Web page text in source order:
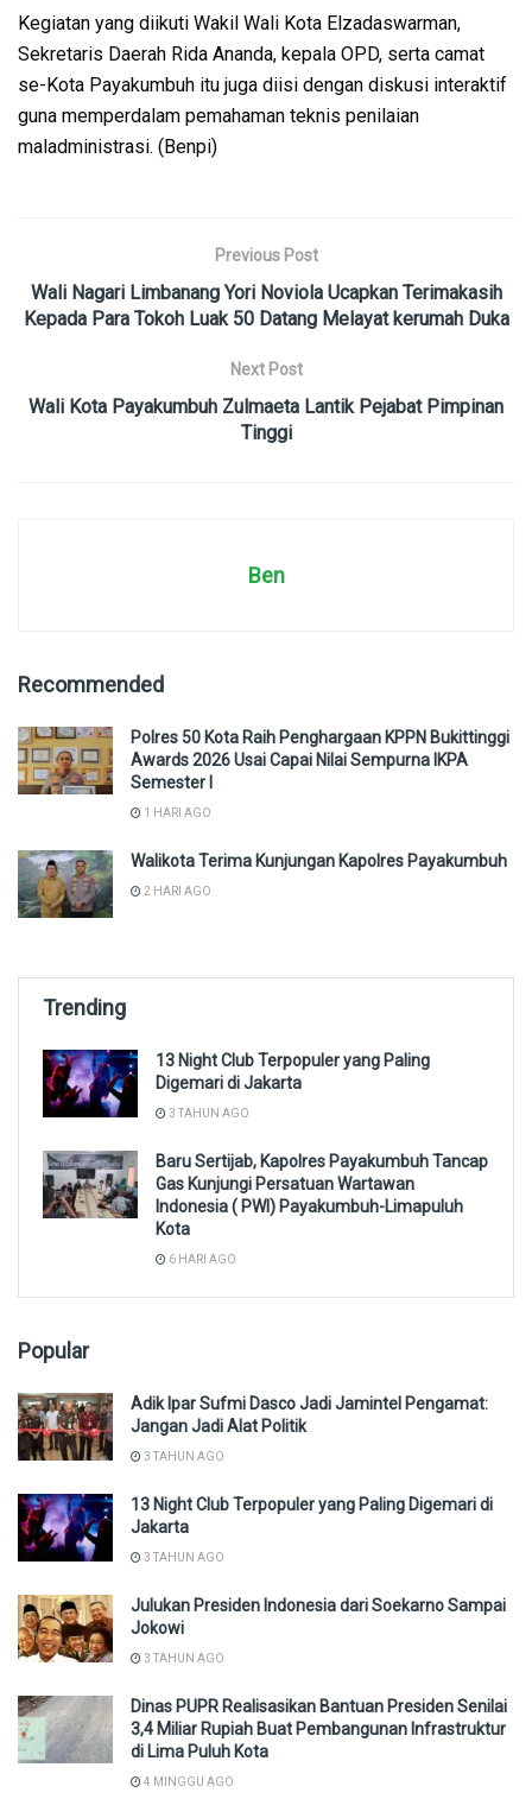
Kegiatan yang diikuti Wakil Wali Kota Elzadaswarman,
Sekretaris Daerah Rida Ananda, kepala OPD, serta camat
se-Kota Payakumbuh itu juga diisi dengan diskusi interaktif
guna memperdalam pemahaman teknis penilaian
maladministrasi. (Benpi)
Previous Post
Wali Nagari Limbanang Yori Noviola Ucapkan Terimakasih
Kepada Para Tokoh Luak 50 Datang Melayat kerumah Duka
Next Post
Wali Kota Payakumbuh Zulmaeta Lantik Pejabat Pimpinan
Tinggi
Ben
Recommended
Polres 50 Kota Raih Penghargaan KPPN Bukittinggi
Awards 2026 Usai Capai Nilai Sempurna IKPA
Semester I
1 HARI AGO
Walikota Terima Kunjungan Kapolres Payakumbuh
2 HARI AGO
Trending
13 Night Club Terpopuler yang Paling
Digemari di Jakarta
3 TAHUN AGO
Baru Sertijab, Kapolres Payakumbuh Tancap
Gas Kunjungi Persatuan Wartawan
Indonesia ( PWI) Payakumbuh-Limapuluh
Kota
6 HARI AGO
Popular
Adik Ipar Sufmi Dasco Jadi Jamintel Pengamat:
Jangan Jadi Alat Politik
3 TAHUN AGO
13 Night Club Terpopuler yang Paling Digemari di
Jakarta
3 TAHUN AGO
Julukan Presiden Indonesia dari Soekarno Sampai
Jokowi
3 TAHUN AGO
Dinas PUPR Realisasikan Bantuan Presiden Senilai
3,4 Miliar Rupiah Buat Pembangunan Infrastruktur
di Lima Puluh Kota
4 MINGGU AGO